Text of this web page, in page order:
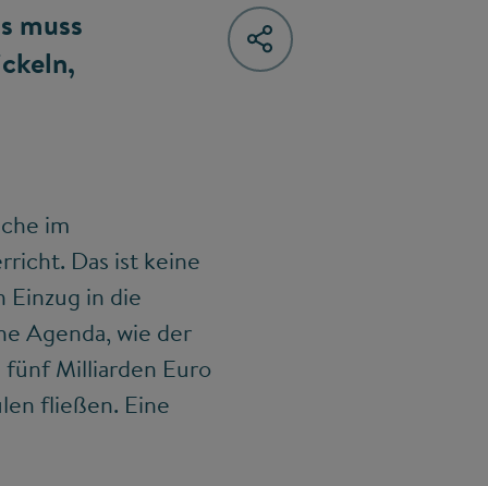
muss
im
Das ist keine
Einzug in die
Agenda, wie der
Milliarden Euro
fließen. Eine